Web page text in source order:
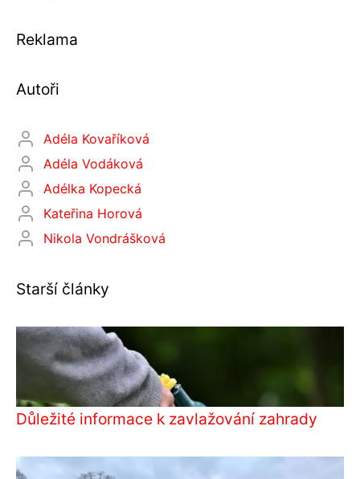
Reklama
Autoři
Adéla Kovaříková
Adéla Vodáková
Adélka Kopecká
Kateřina Horová
Nikola Vondrášková
Starší články
Důležité informace k zavlažování zahrady